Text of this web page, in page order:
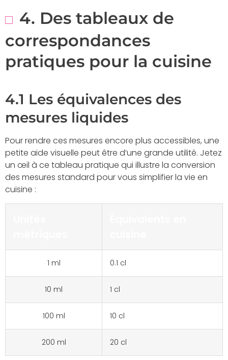
4. Des tableaux de
correspondances
pratiques pour la cuisine
4.1 Les équivalences des
mesures liquides
Pour rendre ces mesures encore plus accessibles, une
petite aide visuelle peut être d’une grande utilité. Jetez
un œil à ce tableau pratique qui illustre la conversion
des mesures standard pour vous simplifier la vie en
cuisine :
1 ml 0.1 cl
10 ml 1 cl
100 ml 10 cl
200 ml 20 cl